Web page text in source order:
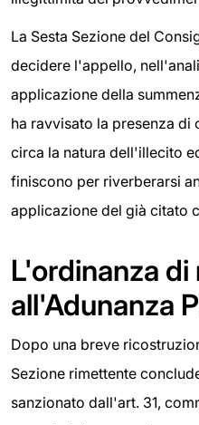
La Sesta Sezione del
decidere l'appello,
applicazione della
ha ravvisato la presenza
circa la natura dell'illecito
finiscono per riverberarsi
applicazione del già citato
L'ordinanza
all'Adunanza
Dopo una breve
Sezione rimettente
sanzionato dall'art. 31,